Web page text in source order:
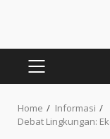
PRIMARY
Home
Informasi
Debat Lingkungan: